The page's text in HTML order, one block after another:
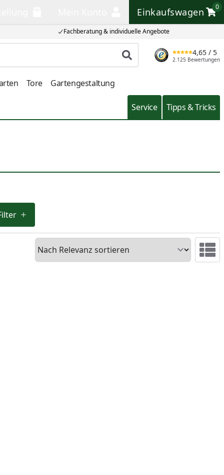
Fachberatung & individuelle Angebote
Einkaufswagen
0
Einkaufswagen
Produkt suchen
4,65 / 5
2.125 Bewertungen
Tore Gartengestaltung
Service Tipps & Tricks
Sortieren